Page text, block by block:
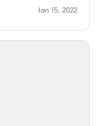
Jan 15, 2022